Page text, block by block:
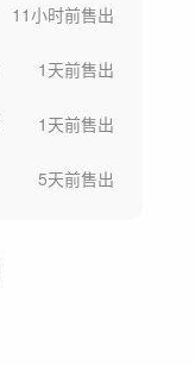
11小时前售出
1天前售出
1天前售出
5天前售出